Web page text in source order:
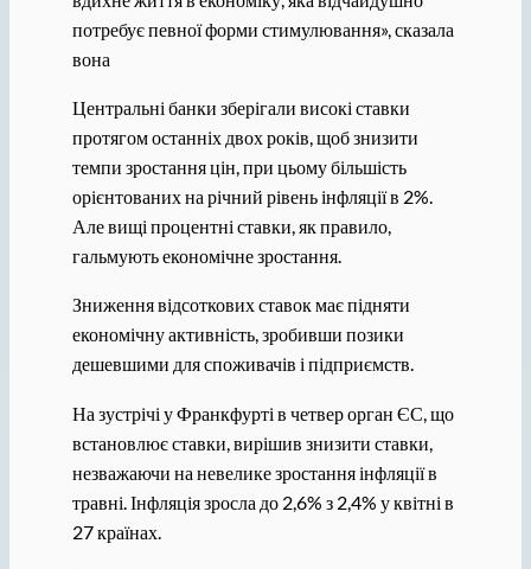
потребує певної форми стимулювання», сказала
вона
Центральні банки зберігали високі ставки
протягом останніх двох років, щоб знизити
темпи зростання цін, при цьому більшість
орієнтованих на річний рівень інфляції в 2%.
Але вищі процентні ставки, як правило,
гальмують економічне зростання.
Зниження відсоткових ставок має підняти
економічну активність, зробивши позики
дешевшими для споживачів і підприємств.
На зустрічі у Франкфурті в четвер орган ЄС, що
встановлює ставки, вирішив знизити ставки,
незважаючи на невелике зростання інфляції в
травні. Інфляція зросла до 2,6% з 2,4% у квітні в
27 країнах.